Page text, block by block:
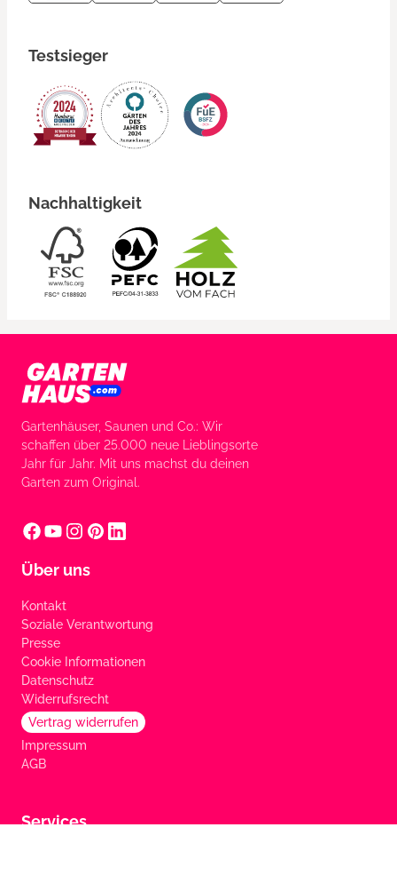
Testsieger
Nachhaltigkeit
Gartenhäuser, Saunen und Co.: Wir
schaffen über 25.000 neue Lieblingsorte
Jahr für Jahr. Mit uns machst du deinen
Garten zum Original.
Über uns
Kontakt
Soziale Verantwortung
Presse
Cookie Informationen
Datenschutz
Widerrufsrecht
Vertrag widerrufen
Impressum
AGB
Services